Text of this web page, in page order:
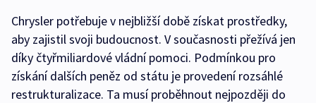
Chrysler potřebuje v nejbližší době získat prostředky,
aby zajistil svoji budoucnost. V současnosti přežívá jen
díky čtyřmiliardové vládní pomoci. Podmínkou pro
získání dalších peněz od státu je provedení rozsáhlé
restrukturalizace. Ta musí proběhnout nejpozději do